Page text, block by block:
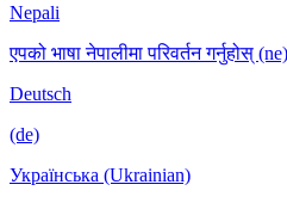
Nepali
एपको भाषा नेपालीमा परिवर्तन गर्नुहोस् (ne)
Deutsch
(de)
Українська (Ukrainian)